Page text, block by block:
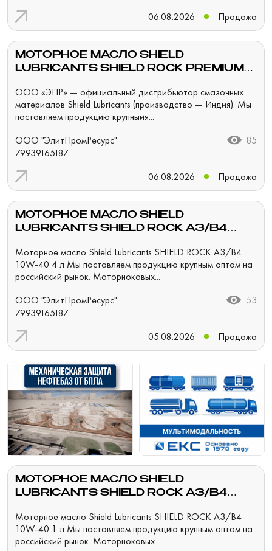
06.08.2026 Продажа
МОТОРНОЕ МАСЛО SHIELD
LUBRICANTS SHIELD ROCK PREMIUM
ООО «ЭПР» — официальный дистрибьютор смазочных
материалов Shield Lubricants (производство — Индия). Мы
поставляем продукцию крупныия...
ООО "ЭлитПромРесурс"
79939165187
85
06.08.2026 Продажа
МОТОРНОЕ МАСЛО SHIELD
LUBRICANTS SHIELD ROCK A3/B4
Моторное масло Shield Lubricants SHIELD ROCK A3/B4
10W-40 4 л Мы поставляем продукцию крупным оптом на
российский рынок. Моторноковых...
ООО "ЭлитПромРесурс"
79939165187
53
05.08.2026 Продажа
МОТОРНОЕ МАСЛО SHIELD
LUBRICANTS SHIELD ROCK A3/B4
Моторное масло Shield Lubricants SHIELD ROCK A3/B4
10W-40 1 л Мы поставляем продукцию крупным оптом на
российский рынок. Моторноковых...